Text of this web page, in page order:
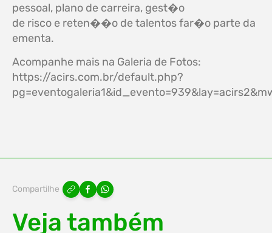
pessoal, plano de carreira, gest�o
de risco e reten��o de talentos far�o parte da
ementa.
Acompanhe mais na Galeria de Fotos:
https://acirs.com.br/default.php?
Compartilhe
Veja também